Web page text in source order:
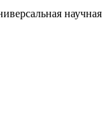
научная